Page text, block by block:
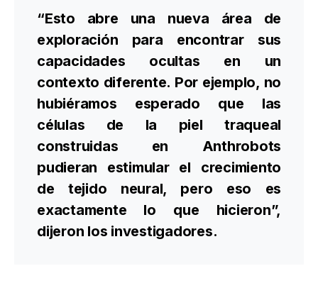
“Esto abre una nueva área de
exploración para encontrar sus
capacidades ocultas en un
contexto diferente. Por ejemplo, no
hubiéramos esperado que las
células de la piel traqueal
construidas en Anthrobots
pudieran estimular el crecimiento
de tejido neural, pero eso es
exactamente lo que hicieron”,
dijeron los investigadores.